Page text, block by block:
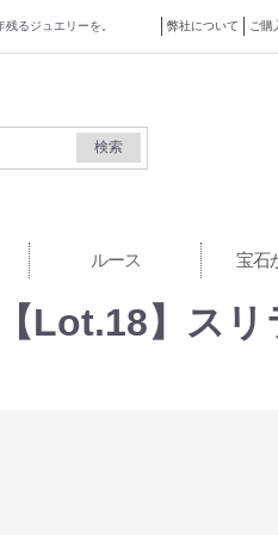
るジュエリーを。 弊社について ご購
検索
ルース 宝石
Lot.18】ス